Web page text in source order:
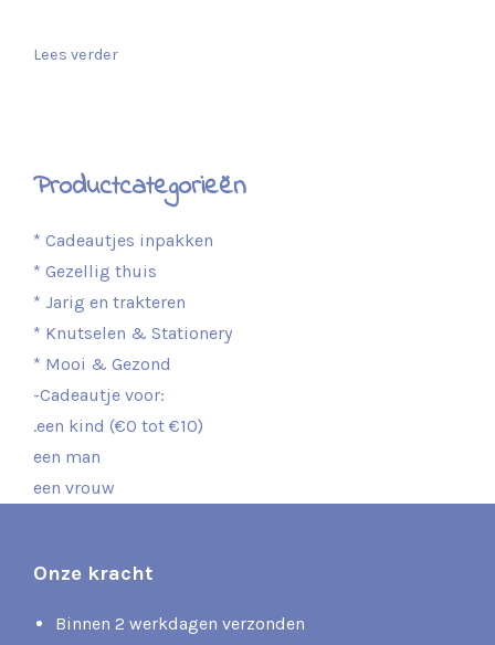
Lees verder
Productcategorieën
* Cadeautjes inpakken
* Gezellig thuis
* Jarig en trakteren
* Knutselen & Stationery
* Mooi & Gezond
-Cadeautje voor:
.een kind (€0 tot €10)
een man
een vrouw
Onze kracht
Binnen 2 werkdagen verzonden